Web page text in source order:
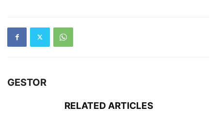
GESTOR
RELATED ARTICLES